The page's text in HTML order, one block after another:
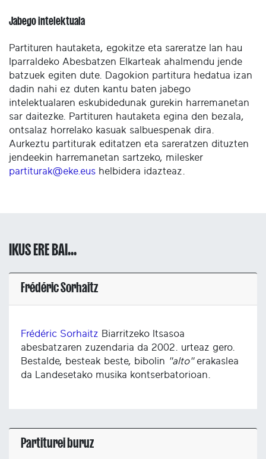
Jabego intelektuala
Partituren hautaketa, egokitze eta sareratze lan hau
Iparraldeko Abesbatzen Elkarteak ahalmendu jende
batzuek egiten dute. Dagokion partitura hedatua izan
dadin nahi ez duten kantu baten jabego
intelektualaren eskubidedunak gurekin harremanetan
sar daitezke. Partituren hautaketa egina den bezala,
ontsalaz horrelako kasuak salbuespenak dira.
Aurkeztu partiturak editatzen eta sareratzen dituzten
jendeekin harremanetan sartzeko, milesker
partiturak@eke.eus helbidera idazteaz.
IKUS ERE BAI...
Frédéric Sorhaitz
Frédéric Sorhaitz Biarritzeko Itsasoa
abesbatzaren zuzendaria da 2002. urteaz gero.
Bestalde, besteak beste, bibolin "alto"erakaslea
da Landesetako musika kontserbatorioan.
Partiturei buruz